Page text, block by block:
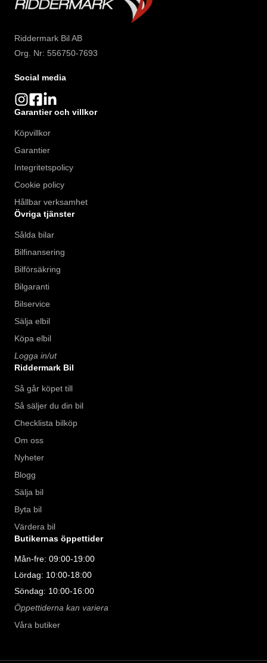
Riddermark Bil AB
Org. Nr: 556750-7693
Social media
Garantier och villkor
Köpvillkor
Garantier
Integritetspolicy
Cookie policy
Hållbar verksamhet
Övriga tjänster
Sålda bilar
Bilfinansering
Bilförsäkring
Bilgaranti
Bilservice
Sälja elbil
Köpa elbil
Logga in/ut
Riddermark Bil
Så går köpet till
Så säljer du din bil
Checklista bilköp
Om oss
Nyheter
Blogg
Sälja bil
Byta bil
Värdera bil
Butikernas öppettider
Mån-fre: 09:00-19:00
Lördag: 10:00-18:00
Söndag: 10:00-16:00
Öppettiderna kan variera
Våra butiker